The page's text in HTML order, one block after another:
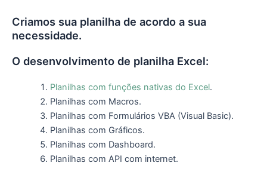
Criamos sua planilha de acordo a sua
necessidade.
O desenvolvimento de planilha Excel:
Planilhas com funções nativas do Excel.
Planilhas com Macros.
Planilhas com Formulários VBA (Visual Basic).
Planilhas com Gráficos.
Planilhas com Dashboard.
Planilhas com API com internet.